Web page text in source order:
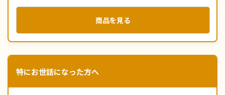
商品を見る
特にお世話になった方へ